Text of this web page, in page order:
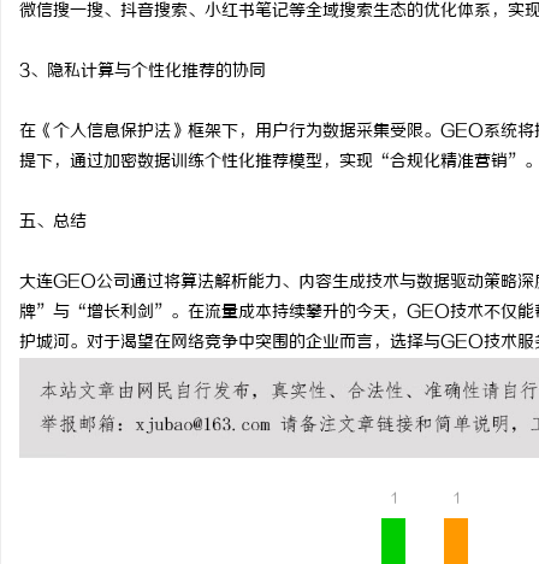
微信搜一搜、抖音搜索、小红书笔记等全域搜索生态的优化体系，实
3、隐私计算与个性化推荐的协同
在《个人信息保护法》框架下，用户行为数据采集受限。GEO系统
提下，通过加密数据训练个性化推荐模型，实现“合规化精准营销”
五、总结
大连GEO公司通过将算法解析能力、内容生成技术与数据驱动策略
牌”与“增长利剑”。在流量成本持续攀升的今天，GEO技术不仅能
护城河。对于渴望在网络竞争中突围的企业而言，选择与GEO技术
1 1